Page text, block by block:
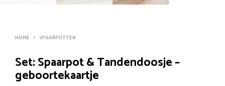
HOME / SPAARPOTTEN
Set: Spaarpot & Tandendoosje –
geboortekaartje